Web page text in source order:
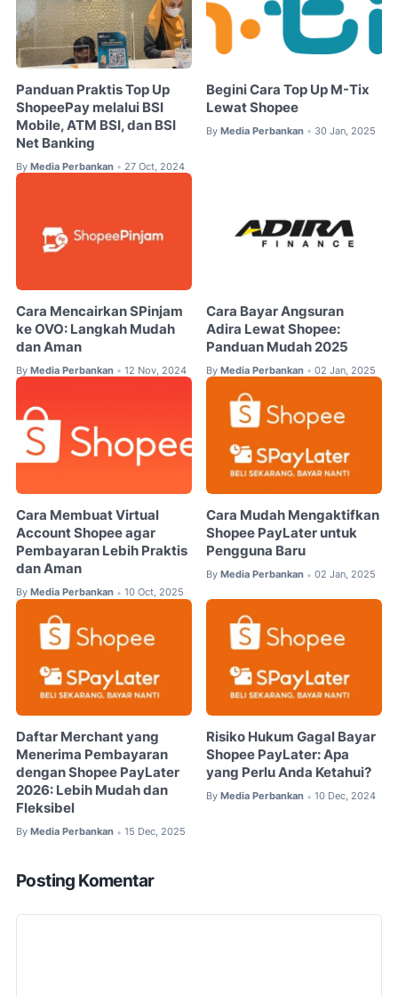
Panduan Praktis Top Up
ShopeePay melalui BSI
Mobile, ATM BSI, dan BSI
Net Banking
By Media Perbankan • 27 Oct, 2024
Begini Cara Top Up M-Tix
Lewat Shopee
By Media Perbankan • 30 Jan, 2025
Cara Mencairkan SPinjam
ke OVO: Langkah Mudah
dan Aman
By Media Perbankan • 12 Nov, 2024
Cara Bayar Angsuran
Adira Lewat Shopee:
Panduan Mudah 2025
By Media Perbankan • 02 Jan, 2025
Cara Membuat Virtual
Account Shopee agar
Pembayaran Lebih Praktis
dan Aman
By Media Perbankan • 10 Oct, 2025
Cara Mudah Mengaktifkan
Shopee PayLater untuk
Pengguna Baru
By Media Perbankan • 02 Jan, 2025
Daftar Merchant yang
Menerima Pembayaran
dengan Shopee PayLater
2026: Lebih Mudah dan
Fleksibel
By Media Perbankan • 15 Dec, 2025
Risiko Hukum Gagal Bayar
Shopee PayLater: Apa
yang Perlu Anda Ketahui?
By Media Perbankan • 10 Dec, 2024
Posting Komentar